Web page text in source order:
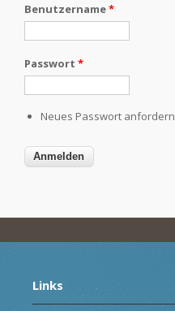
Benutzername*
Passwort *
Neues Passwort anfordern
Links